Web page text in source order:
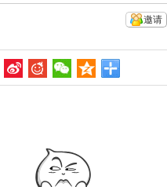
邀请